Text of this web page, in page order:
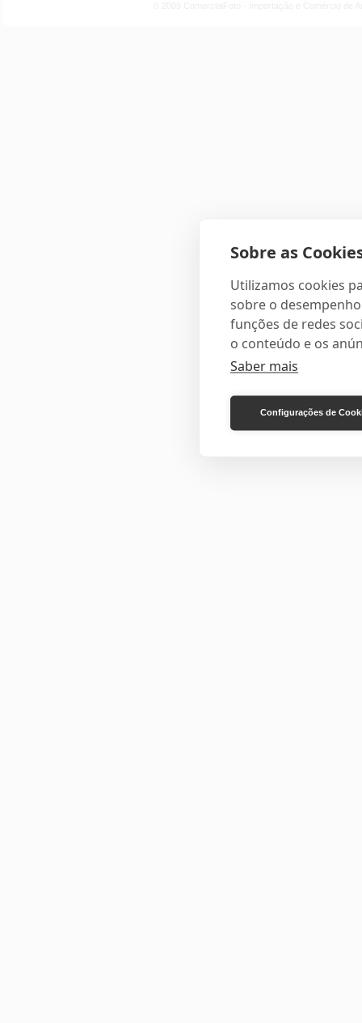
Sobre as
Utilizamos cookies
sobre o
funções de redes
o conteúdo e os
Saber mais
Configurações de